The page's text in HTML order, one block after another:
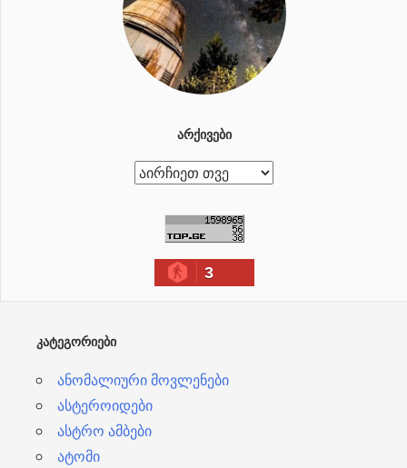
ᲐᲠᲥᲘᲕᲔᲑᲘ
ა
3
ᲙᲐᲢᲔᲒᲝᲠᲘᲔᲑᲘ
ანომალიური მოვლენები
ასტეროიდები
ასტრო ამბები
ატომი